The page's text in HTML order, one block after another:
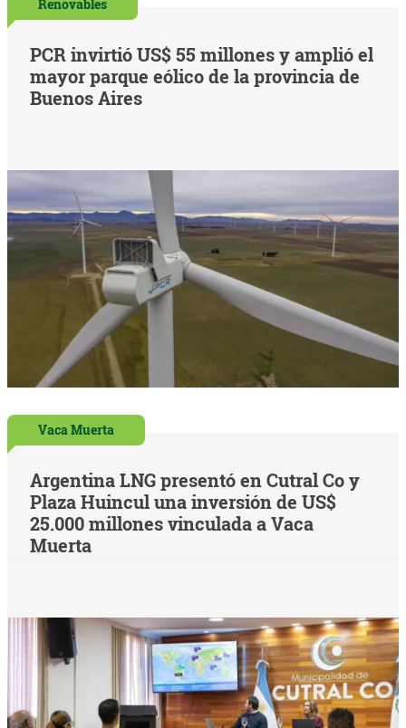
Renovables
PCR invirtió US$ 55 millones y amplió el
mayor parque eólico de la provincia de
Buenos Aires
Vaca Muerta
Argentina LNG presentó en Cutral Co y
Plaza Huincul una inversión de US$
25.000 millones vinculada a Vaca
Muerta